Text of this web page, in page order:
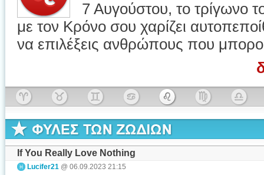
7 Αυγούστου, το τρίγωνο
με τον Κρόνο σου χαρίζει
να επιλέξεις ανθρώπους που
If You Really Love Nothing
Lucifer21 @ 06.09.2023 21:15